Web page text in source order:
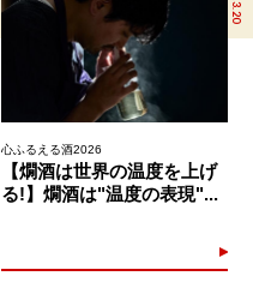
心ふるえる酒2026
【燗酒は世界の温度を上げ
る!】燗酒は"温度の表現"...